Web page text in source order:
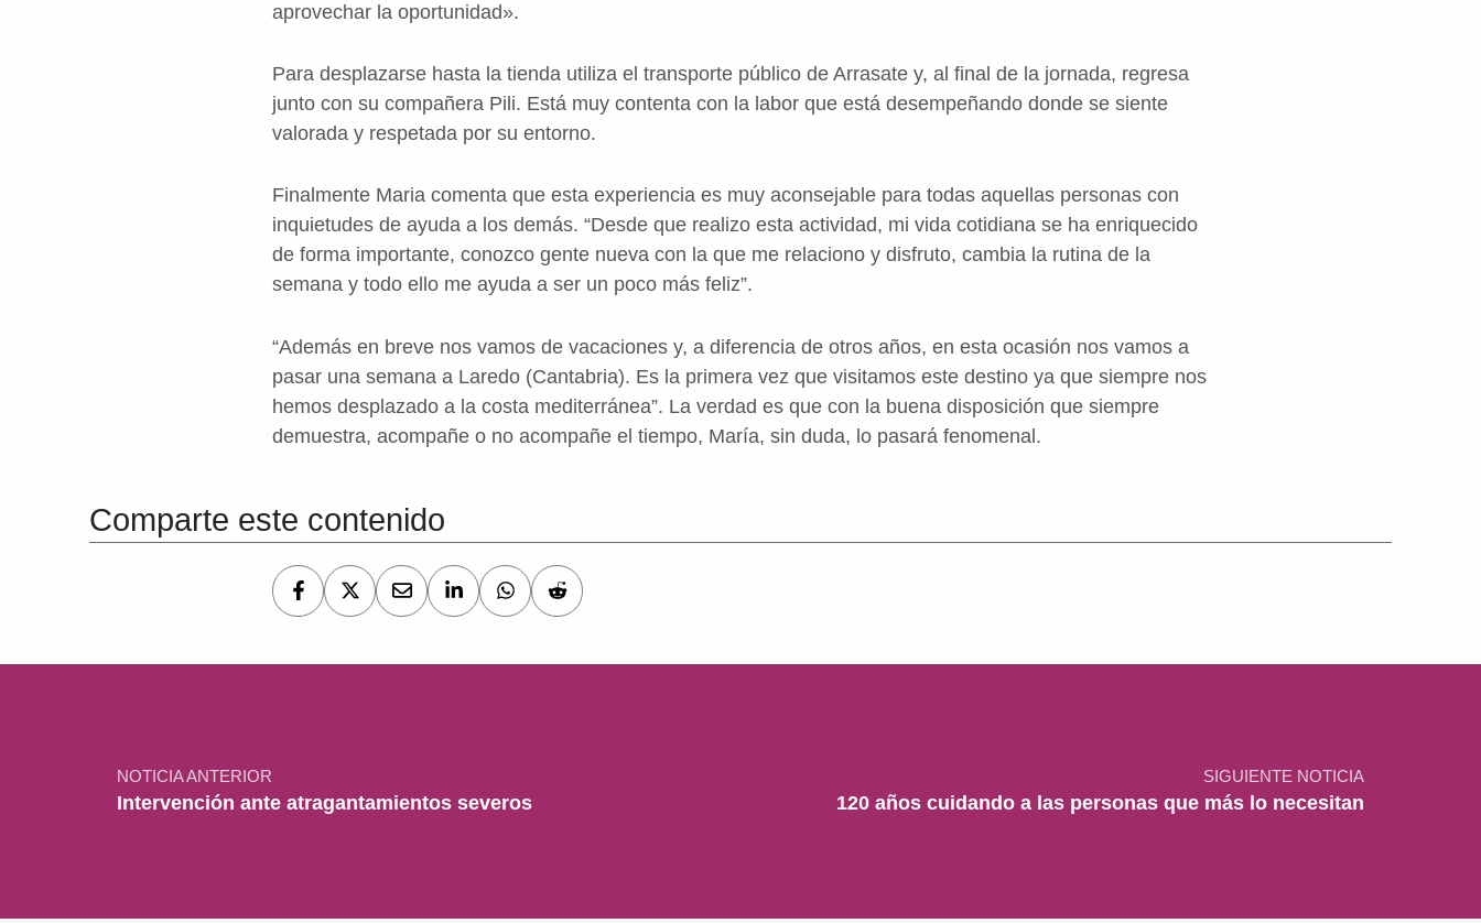
aprovechar la oportunidad».
Para desplazarse hasta la tienda utiliza el transporte público de Arrasate y, al final de la jornada, regresa
junto con su compañera Pili. Está muy contenta con la labor que está desempeñando donde se siente
valorada y respetada por su entorno.
Finalmente Maria comenta que esta experiencia es muy aconsejable para todas aquellas personas con
inquietudes de ayuda a los demás. “Desde que realizo esta actividad, mi vida cotidiana se ha enriquecido
de forma importante, conozco gente nueva con la que me relaciono y disfruto, cambia la rutina de la
semana y todo ello me ayuda a ser un poco más feliz”.
“Además en breve nos vamos de vacaciones y, a diferencia de otros años, en esta ocasión nos vamos a
pasar una semana a Laredo (Cantabria). Es la primera vez que visitamos este destino ya que siempre nos
hemos desplazado a la costa mediterránea”. La verdad es que con la buena disposición que siempre
demuestra, acompañe o no acompañe el tiempo, María, sin duda, lo pasará fenomenal.
Comparte este contenido
NOTICIA ANTERIOR
Intervención ante atragantamientos severos
SIGUIENTE NOTICIA
120 años cuidando a las personas que más lo necesitan